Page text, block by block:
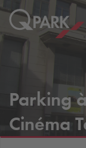
Parking
Cinéma